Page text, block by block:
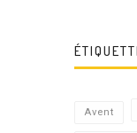
Avent